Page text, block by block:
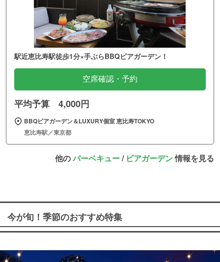
駅近恵比寿駅徒歩1分×手ぶらBBQビアガーデン！
空席確認・予約
平均予算 4,000円
BBQビアガーデン＆LUXURY個室 恵比寿TOKYO
恵比寿駅／東京都
他のバーベキュー/ ビアガーデン情報を見る
今が旬！季節のおすすめ特集